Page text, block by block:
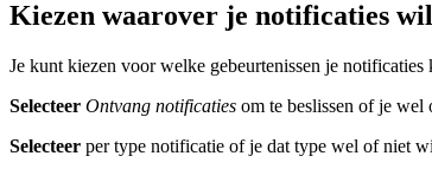
Kiezen waarover je notificaties
Je kunt kiezen voor welke gebeurtenissen je notificaties
Selecteer Ontvang notificaties om te beslissen of je
Selecteer per type notificatie of je dat type wel of niet